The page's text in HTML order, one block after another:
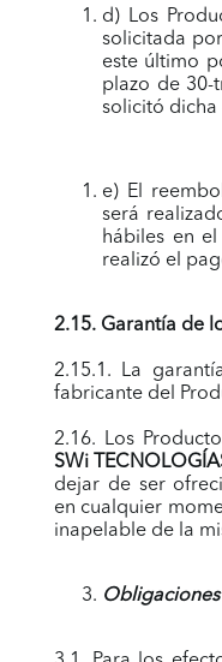
d) Los
solicitada
este último
plazo de 30-
solicitó dicha
e) El
será
hábiles en
realizó el
2.15. Garantía de
2.15.1. La
fabricante del
2.16. Los
SWi
dejar de ser
en cualquier
inapelable de la